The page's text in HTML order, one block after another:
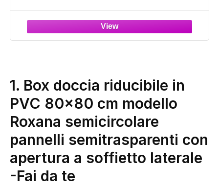
Maniglia in ABS Cromato
1. Box doccia riducibile in
PVC 80×80 cm modello
Roxana semicircolare
pannelli semitrasparenti con
apertura a soffietto laterale
-Fai da te